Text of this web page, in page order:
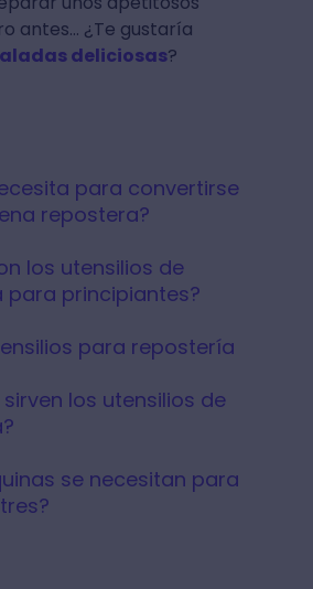
antes… ¿Te gustaría
deliciosas?
para convertirse
repostera?
los utensilios de
para principiantes?
para repostería
los utensilios de
se necesitan para